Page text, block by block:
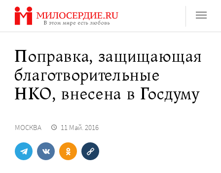
Перейти
содержанию
Поправка, защищающая
благотворительные
НКО, внесена в Госдуму
МОСКВА 11 Май. 2016